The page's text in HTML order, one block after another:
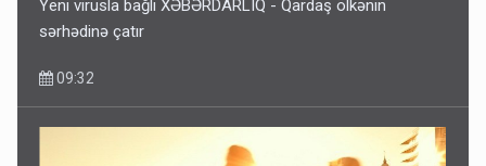
Yeni virusla bağlı XƏBƏRDARLIQ - Qardaş ölkənin
sərhədinə çatır
09:32